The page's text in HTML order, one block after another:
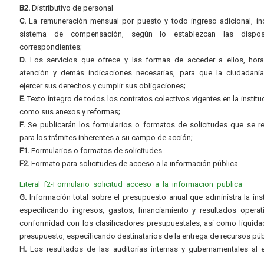
B2. Distributivo de personal
C. La remuneración mensual por puesto y todo ingreso adicional,
sistema de compensación, según lo establezcan las
correspondientes;
D. Los servicios que ofrece y las formas de acceder a ellos,
atención y demás indicaciones necesarias, para que la
ejercer sus derechos y cumplir sus obligaciones;
E.Texto íntegro de todos los contratos colectivos vigentes en la
como sus anexos y reformas;
F. Se publicarán los formularios o formatos de solicitudes que se
para los trámites inherentes a su campo de acción;
F1. Formularios o formatos de solicitudes
F2. Formato para solicitudes de acceso a la información pública
Literal_f2-Formulario_solicitud_acceso_a_la_informacion_publica
G. Información total sobre el presupuesto anual que administra la
especificando ingresos, gastos, financiamiento y resultados
conformidad con los clasificadores presupuestales, así como
presupuesto, especificando destinatarios de la entrega de recursos
H. Los resultados de las auditorías internas y gubernamentales al